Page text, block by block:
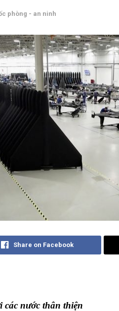
phòng - an ninh
Share on Facebook
các nước thân thiện